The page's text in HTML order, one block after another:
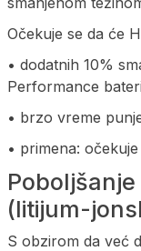
Očekuje se da će
• dodatnih 10%
Performance
• brzo vreme
• primena:
(litijum-
S obzirom da već